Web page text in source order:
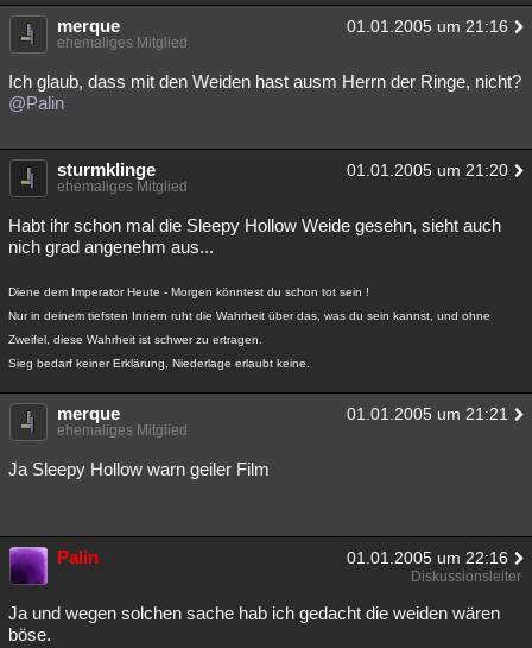
merque 01.01.2005 um 21:16
ehemaliges Mitglied
Ich glaub, dass mit den Weiden hast ausm Herrn der Ringe, nicht?
@Palin
sturmklinge 01.01.2005 um 21:20
ehemaliges Mitglied
Habt ihr schon mal die Sleepy Hollow Weide gesehn, sieht auch
nich grad angenehm aus...
Diene dem Imperator Heute - Morgen könntest du schon tot sein !
Nur in deinem tiefsten Innern ruht die Wahrheit über das, was du sein kannst, und ohne
Zweifel, diese Wahrheit ist schwer zu ertragen.
Sieg bedarf keiner Erklärung, Niederlage erlaubt keine.
merque 01.01.2005 um 21:21
ehemaliges Mitglied
Ja Sleepy Hollow warn geiler Film
Palin 01.01.2005 um 22:16
Diskussionsleiter
Ja und wegen solchen sache hab ich gedacht die weiden wären
böse.